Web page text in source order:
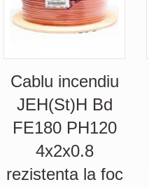
Cablu incendiu
JEH(St)H Bd
FE180 PH120
4x2x0.8
rezistenta la foc